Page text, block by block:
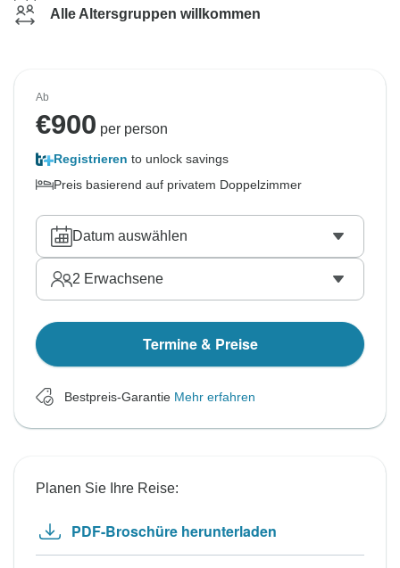
Alle Altersgruppen willkommen
Ab
€900 per person
Registrieren to unlock savings
Preis basierend auf privatem Doppelzimmer
Datum auswählen
2 Erwachsene
Termine & Preise
Bestpreis-Garantie Mehr erfahren
Planen Sie Ihre Reise:
PDF-Broschüre herunterladen